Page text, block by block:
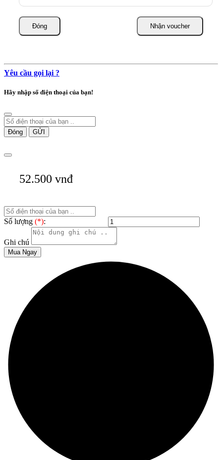
Đóng Nhận voucher
Yêu cầu gọi lại ?
Hãy nhập số điện thoại của bạn!
Đóng GỬI
52.500 vnđ
Số lượng (*):
Ghi chú
Mua Ngay